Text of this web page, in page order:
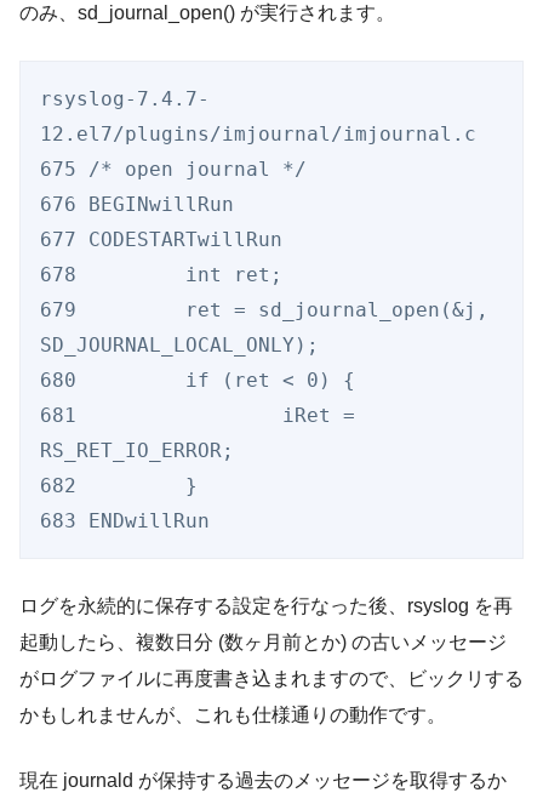
のみ、sd_journal_open() が実行されます。
rsyslog-7.4.7-
12.el7/plugins/imjournal/imjournal.c
675 /* open journal */
676 BEGINwillRun
677 CODESTARTwillRun
678         int ret;
679         ret = sd_journal_open(&j,
SD_JOURNAL_LOCAL_ONLY);
680         if (ret < 0) {
681                 iRet =
RS_RET_IO_ERROR;
682         }
ログを永続的に保存する設定を行なった後、rsyslog を再
起動したら、複数日分 (数ヶ月前とか) の古いメッセージ
がログファイルに再度書き込まれますので、ビックリする
かもしれませんが、これも仕様通りの動作です。
現在 journald が保持する過去のメッセージを取得するか